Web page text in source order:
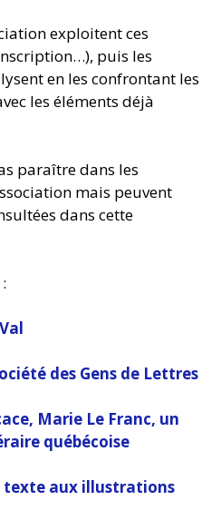
exploitent ces
puis les
en les confrontant les
les éléments déjà
paraître dans les
mais peuvent
dans cette
des Gens de Lettres
Marie Le Franc, un
québécoise
aux illustrations